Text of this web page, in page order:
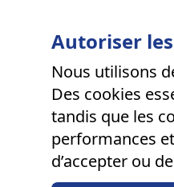
Autoriser
Nous utilisons
Des cookies
tandis que les
performances
d’accepter ou